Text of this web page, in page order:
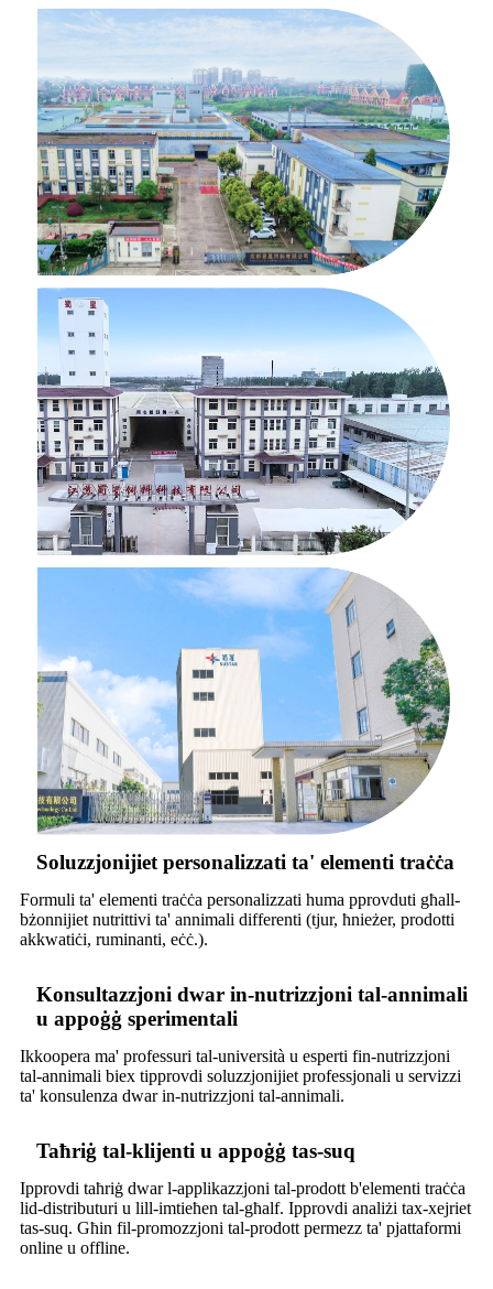
Soluzzjonijiet personalizzati ta' elementi traċċa
Formuli ta' elementi traċċa personalizzati huma pprovduti għall-
bżonnijiet nutrittivi ta' annimali differenti (tjur, ħnieżer, prodotti
akkwatiċi, ruminanti, eċċ.).
Konsultazzjoni dwar in-nutrizzjoni tal-annimali
u appoġġ sperimentali
Ikkoopera ma' professuri tal-università u esperti fin-nutrizzjoni
tal-annimali biex tipprovdi soluzzjonijiet professjonali u servizzi
ta' konsulenza dwar in-nutrizzjoni tal-annimali.
Taħriġ tal-klijenti u appoġġ tas-suq
Ipprovdi taħriġ dwar l-applikazzjoni tal-prodott b'elementi traċċa
lid-distributuri u lill-imtieħen tal-għalf. Ipprovdi analiżi tax-xejriet
tas-suq. Għin fil-promozzjoni tal-prodott permezz ta' pjattaformi
online u offline.